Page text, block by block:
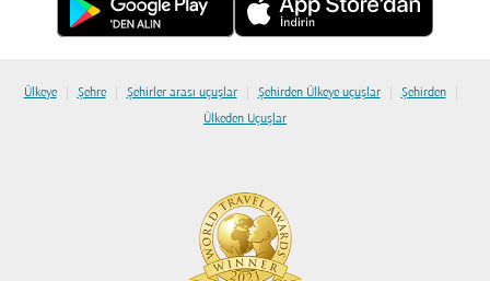
Ülkeye | Şehre | Şehirler arası uçuşlar | Şehirden Ülkeye uçuşlar | Şehirden |
Ülkeden Uçuşlar